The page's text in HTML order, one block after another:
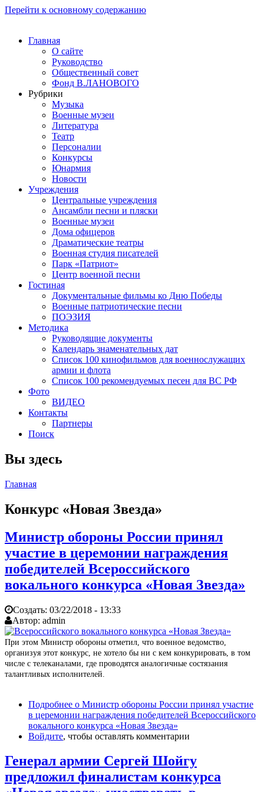
Перейти к основному содержанию
Главная
О сайте
Руководство
Общественный совет
Фонд В.ЛАНОВОГО
Рубрики
Музыка
Военные музеи
Литература
Театр
Персоналии
Конкурсы
Юнармия
Новости
Учреждения
Центральные учреждения
Ансамбли песни и пляски
Военные музеи
Дома офицеров
Драматические театры
Военная студия писателей
Парк «Патриот»
Центр военной песни
Гостиная
Документальные фильмы ко Дню Победы
Военные патриотические песни
ПОЭЗИЯ
Методика
Руководящие документы
Календарь знаменательных дат
Список 100 кинофильмов для военнослужащих
армии и флота
Список 100 рекомендуемых песен для ВС РФ
Фото
ВИДЕО
Контакты
Партнеры
Поиск
Вы здесь
Главная
Конкурс «Новая Звезда»
Министр обороны России принял
участие в церемонии награждения
победителей Всероссийского
вокального конкурса «Новая Звезда»
Создать: 03/22/2018 - 13:33
Автор: admin
При этом Министр обороны отметил, что военное ведомство,
организуя этот конкурс, не хотело бы ни с кем конкурировать, в том
числе с телеканалами, где проводятся аналогичные состязания
талантливых исполнителей.
Подробнее о Министр обороны России принял участие
в церемонии награждения победителей Всероссийского
вокального конкурса «Новая Звезда»
Войдите, чтобы оставлять комментарии
Генерал армии Сергей Шойгу
предложил финалистам конкурса